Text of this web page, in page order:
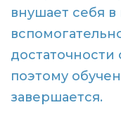
внушает себя
достаточности
поэтому
завершается.